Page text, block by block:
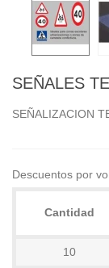
SEÑALES
SEÑALIZACION
Descuentos por
Cantidad
10